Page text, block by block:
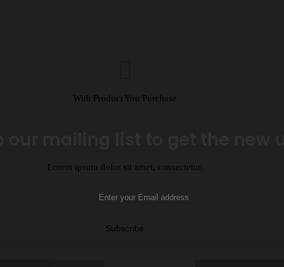
With Product You Purchase
Lorem ipsum dolor sit amet, consectetur.